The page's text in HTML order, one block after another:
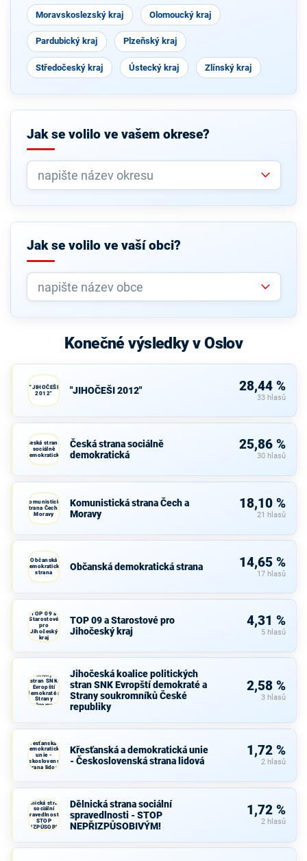
Moravskoslezský kraj Olomoucký kraj
Pardubický kraj Plzeňský kraj
Středočeský kraj Ústecký kraj Zlínský kraj
Jak se volilo ve vašem okrese?
Jak se volilo ve vaší obci?
Konečné výsledky v Oslov
"JIHOČEŠI
2012"
"JIHOČEŠI 2012" 28,44 %
33 hlasů
Česká strana
sociálně
demokratická
Česká strana sociálně
demokratická
25,86 %
30 hlasů
Komunistická
strana Čech a
Moravy
Komunistická strana Čech a
Moravy
18,10 %
21 hlasů
Občanská
demokratická
strana
Občanská demokratická strana 14,65 %
17 hlasů
TOP 09 a
Starostové
pro
Jihočeský
kraj
TOP 09 a Starostové pro
Jihočeský kraj
4,31 %
5 hlasů
politických
stran SNK
Evropští
demokraté a
Strany
soukromníků
Jihočeská koalice politických
stran SNK Evropští demokraté a
Strany soukromníků České
republiky
2,58 %
3 hlasů
Křesťanská a
demokratická
unie -
Československá
strana lidová
Křesťanská a demokratická unie
- Československá strana lidová
1,72 %
2 hlasů
Dělnická strana
sociální
spravedlnosti -
STOP
NEPŘIZPŮSOBIVÝM!
Dělnická strana sociální
spravedlnosti - STOP
NEPŘIZPŮSOBIVÝM!
1,72 %
2 hlasů